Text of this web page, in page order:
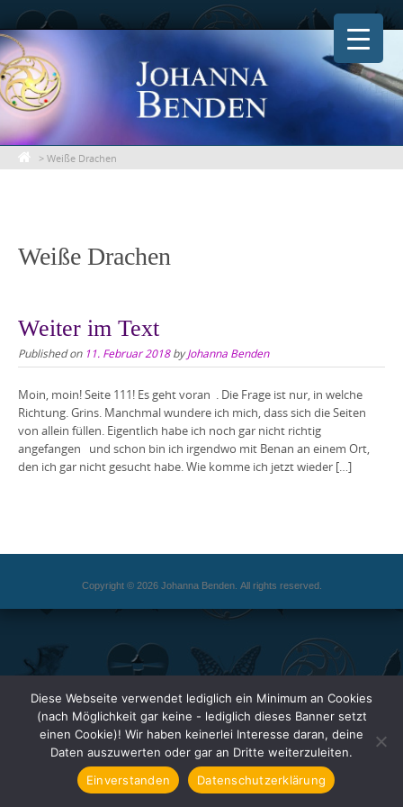
Skip
to
content
> Weiße Drachen
Weiße Drachen
Weiter im Text
Published on 11. Februar 2018byJohanna Benden
Moin, moin! Seite 111! Es geht voran . Die Frage ist nur, in welche
Richtung. Grins. Manchmal wundere ich mich, dass sich die Seiten
von allein füllen. Eigentlich habe ich noch gar nicht richtig
angefangen und schon bin ich irgendwo mit Benan an einem Ort,
den ich gar nicht gesucht habe. Wie komme ich jetzt wieder […]
Copyright © 2026 Johanna Benden. All rights reserved.
Diese Webseite verwendet lediglich ein Minimum an Cookies
(nach Möglichkeit gar keine - lediglich dieses Banner setzt
einen Cookie)! Wir haben keinerlei Interesse daran, deine
Daten auszuwerten oder gar an Dritte weiterzuleiten.
Einverstanden
Datenschutzerklärung